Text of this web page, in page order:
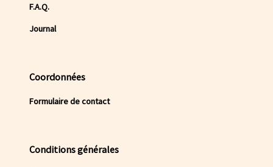
F.A.Q.
Journal
Coordonnées
Formulaire de contact
Conditions générales